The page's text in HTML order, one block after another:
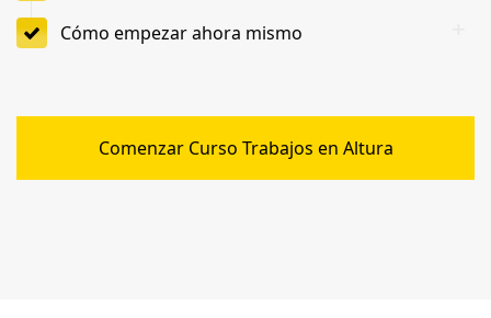
Cómo empezar ahora mismo
Comenzar Curso Trabajos en Altura